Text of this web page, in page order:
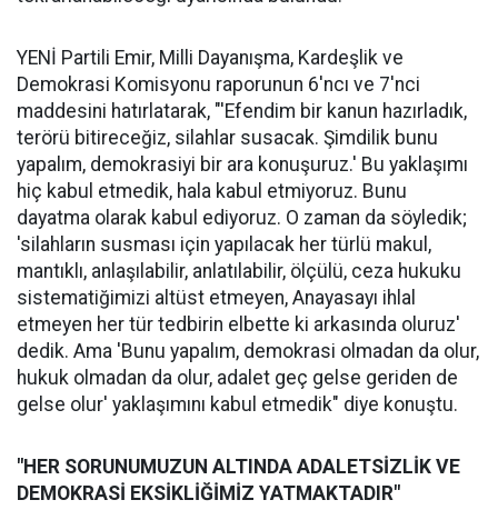
YENİ Partili Emir, Milli Dayanışma, Kardeşlik ve
Demokrasi Komisyonu raporunun 6'ncı ve 7'nci
maddesini hatırlatarak, "'Efendim bir kanun hazırladık,
terörü bitireceğiz, silahlar susacak. Şimdilik bunu
yapalım, demokrasiyi bir ara konuşuruz.' Bu yaklaşımı
hiç kabul etmedik, hala kabul etmiyoruz. Bunu
dayatma olarak kabul ediyoruz. O zaman da söyledik;
'silahların susması için yapılacak her türlü makul,
mantıklı, anlaşılabilir, anlatılabilir, ölçülü, ceza hukuku
sistematiğimizi altüst etmeyen, Anayasayı ihlal
etmeyen her tür tedbirin elbette ki arkasında oluruz'
dedik. Ama 'Bunu yapalım, demokrasi olmadan da olur,
hukuk olmadan da olur, adalet geç gelse geriden de
gelse olur' yaklaşımını kabul etmedik" diye konuştu.
"HER SORUNUMUZUN ALTINDA ADALETSİZLİK VE
DEMOKRASİ EKSİKLİĞİMİZ YATMAKTADIR"